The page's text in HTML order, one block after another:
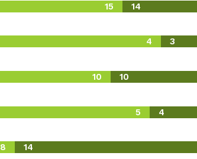
15 14
4 3
10 10
5 4
8 14